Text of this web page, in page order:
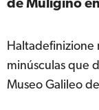
de Muligino
Haltadefinizione
minúsculas que
Museo Galileo